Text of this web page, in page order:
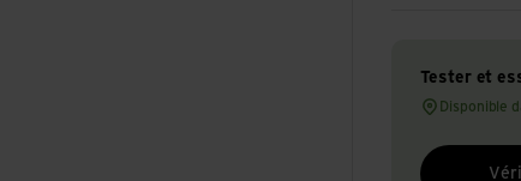
Tester et
Disponible